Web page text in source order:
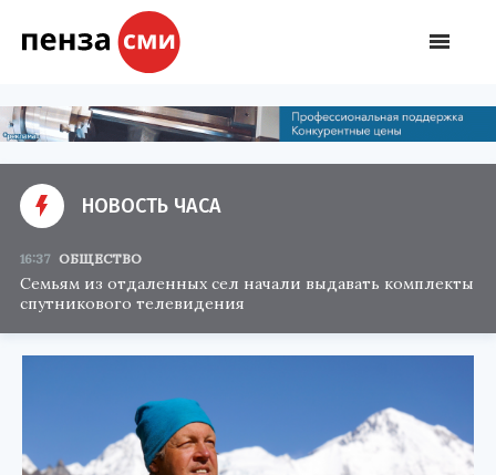
НОВОСТЬ ЧАСА
16:37 ОБЩЕСТВО
Семьям из отдаленных сел начали выдавать комплекты
спутникового телевидения